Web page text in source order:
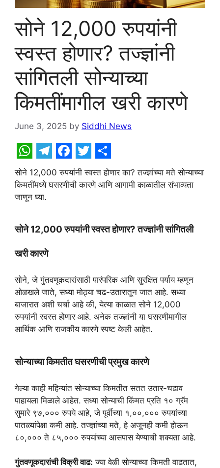
सोने 12,000 रुपयांनी
स्वस्त होणार? तज्ज्ञांनी
सांगितली सोन्याच्या
किमतींमागील खरी कारणे
June 3, 2025 by Siddhi News
W
h
a
s
A
p
p
T
e
l
g
a
m
F
a
b
k
T
w
t
S
h
e
सोने 12,000 रुपयांनी स्वस्त होणार का? तज्ज्ञांच्या मते सोन्याच्या
किमतींमध्ये घसरणीची कारणे आणि आगामी काळातील संभाव्यता
जाणून घ्या.
सोने 12,000 रुपयांनी स्वस्त होणार? तज्ज्ञांनी सांगितली
खरी कारणे
सोने, जे गुंतवणूकदारांसाठी पारंपरिक आणि सुरक्षित पर्याय म्हणून
ओळखले जाते, सध्या मोठ्या चढ-उतारातून जात आहे. सध्या
बाजारात अशी चर्चा आहे की, येत्या काळात सोने 12,000
रुपयांनी स्वस्त होणार आहे. अनेक तज्ज्ञांनी या घसरणीमागील
आर्थिक आणि राजकीय कारणे स्पष्ट केली आहेत.
सोन्याच्या किमतीत घसरणीची प्रमुख कारणे
गेल्या काही महिन्यांत सोन्याच्या किमतीत सतत उतार-चढाव
पाहायला मिळाले आहेत. सध्या सोन्याची किंमत प्रति १० ग्रॅम
सुमारे ९७,००० रुपये आहे, जे पूर्वीच्या १,००,००० रुपयांच्या
पातळ्यांपेक्षा कमी आहे. तज्ज्ञांच्या मते, हे अजूनही कमी होऊन
८०,००० ते ८५,००० रुपयांच्या आसपास येण्याची शक्यता आहे.
गुंतवणूकदारांची विक्री वाढ: ज्या वेळी सोन्याच्या किमती वाढतात,